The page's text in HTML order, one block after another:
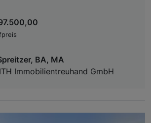
BA, MA
Immobilientreuhand GmbH